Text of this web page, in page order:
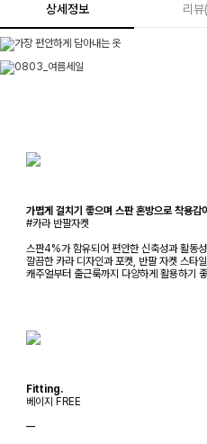
상세정보 리뷰(
가볍게 걸치기 좋으며 스판 혼방으로 착용감
#카라 반팔자켓
스판4%가 함유되어 편안한 신축성과 활동
깔끔한 카라 디자인과 포켓, 반팔 자켓 스타
캐주얼부터 출근룩까지 다양하게 활용하기
Fitting.
베이지 FREE
ㅡ